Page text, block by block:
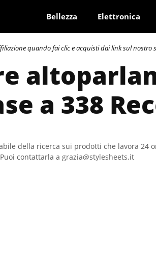
Bellezza Elettronica
quando fai clic e acquisti dai link sul nostro
a 338
della ricerca sui prodotti che lavora 24
contattarla a grazia@stylesheets.it